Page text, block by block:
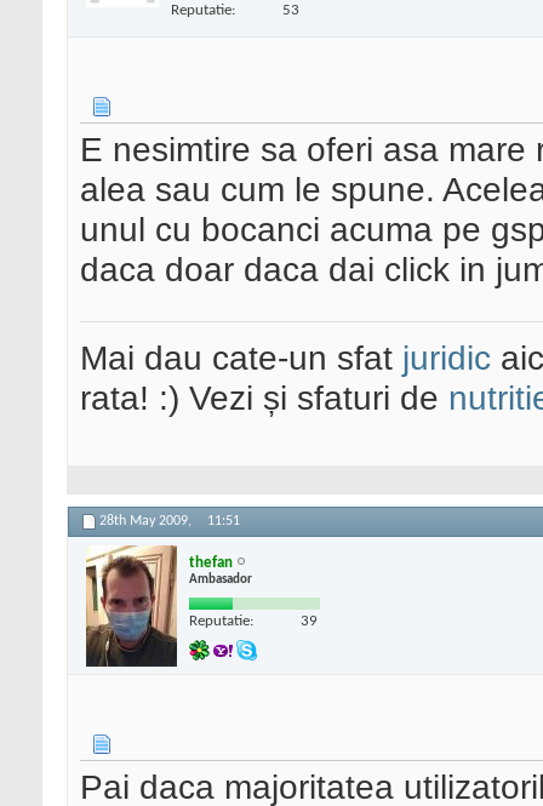
Reputatie: 53
E nesimtire sa oferi asa
alea sau cum le spune.
unul cu bocanci acuma pe
daca doar daca dai click in
Mai dau cate-un sfat juridic
rata! :) Vezi și sfaturi de
28th May 2009, 11:51
thefan
Ambasador
Reputatie: 39
Pai daca majoritatea